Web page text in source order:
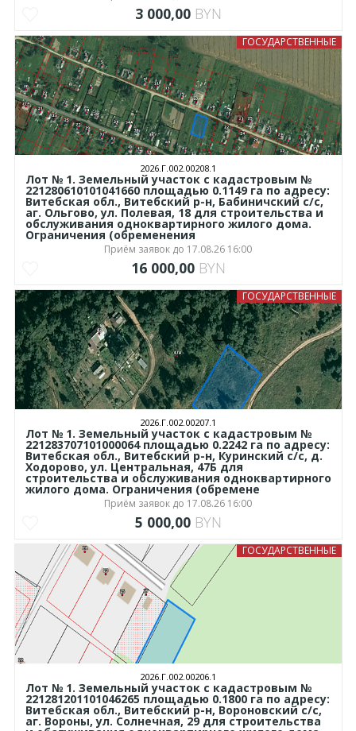
3 000,00 BYN
ГОСУДАРСТВЕННЫЕ
2026.Г.002.00208.1
Лот № 1. Земельный участок с кадастровым №
221280610101041660 площадью 0.1149 га по адресу:
Витебская обл., Витебский р-н, Бабиничский с/с,
аг. Ольгово, ул. Полевая, 18 для строительства и
обслуживания одноквартирного жилого дома.
Ограничения (обременения
Приём заявок до 17.08.26 16:00
16 000,00 BYN
ГОСУДАРСТВЕННЫЕ
2026.Г.002.00207.1
Лот № 1. Земельный участок с кадастровым №
221283707101000064 площадью 0.2242 га по адресу:
Витебская обл., Витебский р-н, Куринский с/с, д.
Ходорово, ул. Центральная, 47Б для
строительства и обслуживания одноквартирного
жилого дома. Ограничения (обремене
Приём заявок до 17.08.26 16:00
5 000,00 BYN
ГОСУДАРСТВЕННЫЕ
2026.Г.002.00206.1
Лот № 1. Земельный участок с кадастровым №
221281201101046265 площадью 0.1800 га по адресу:
Витебская обл., Витебский р-н, Вороновский с/с,
аг. Вороны, ул. Солнечная, 29 для строительства